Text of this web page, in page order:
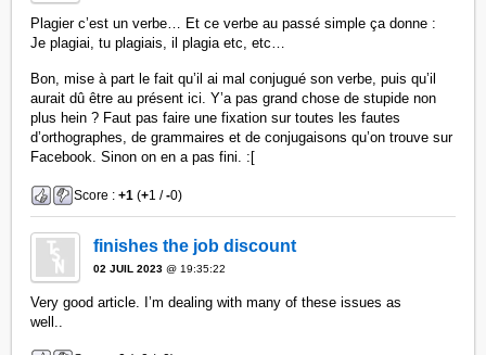
Plagier c’est un verbe… Et ce verbe au passé simple ça donne :
Je plagiai, tu plagiais, il plagia etc, etc…
Bon, mise à part le fait qu’il ai mal conjugué son verbe, puis qu’il
aurait dû être au présent ici. Y’a pas grand chose de stupide non
plus hein ? Faut pas faire une fixation sur toutes les fautes
d’orthographes, de grammaires et de conjugaisons qu’on trouve sur
Facebook. Sinon on en a pas fini. :[
Score :+1 (+1 /-0)
finishes the job discount
02 JUIL 2023 @ 19:35:22
Very good article. I’m dealing with many of these issues as
well..